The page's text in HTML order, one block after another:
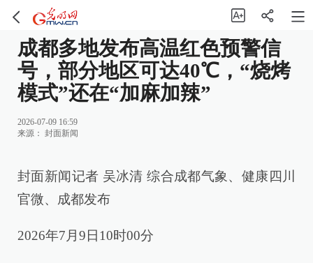
成都多地发布高温红色预警信
号，部分地区可达40℃，“烧烤
模式”还在“加麻加辣”
2026-07-09 16:59
来源： 封面新闻
封面新闻记者 吴冰清 综合成都气象、健康四川
官微、成都发布
2026年7月9日10时00分